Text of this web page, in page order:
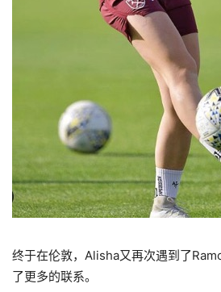
终于在伦敦，Alisha又再次遇到了
了更多的联系。